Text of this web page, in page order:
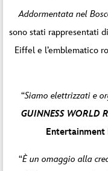
Addormentata nel
sono stati rappresentati
Eiffel e l’emblematico
“Siamo elettrizzati e
GUINNESS WORLD
Entertainment
“È un omaggio alla